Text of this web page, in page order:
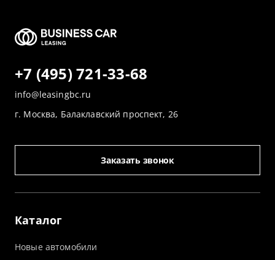
Каталог
Новые автомобили
+7 (495) 721-33-68
info@leasingbc.ru
г. Москва, Балаклавский проспект, 26
Заказать звонок